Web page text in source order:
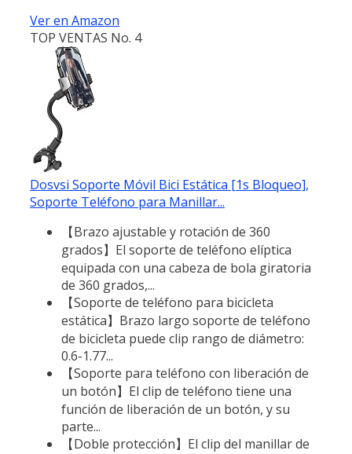
Ver en Amazon
TOP VENTAS No. 4
Dosvsi Soporte Móvil Bici Estática [1s Bloqueo],
Soporte Teléfono para Manillar...
【Brazo ajustable y rotación de 360
grados】El soporte de teléfono elíptica
equipada con una cabeza de bola giratoria
de 360 grados,...
【Soporte de teléfono para bicicleta
estática】Brazo largo soporte de teléfono
de bicicleta puede clip rango de diámetro:
0.6-1.77...
【Soporte para teléfono con liberación de
un botón】El clip de teléfono tiene una
función de liberación de un botón, y su
parte...
【Doble protección】El clip del manillar de